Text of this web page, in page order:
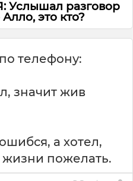
разговор
это кто?
телефону:
значит жив
а хотел,
жизни пожелать.